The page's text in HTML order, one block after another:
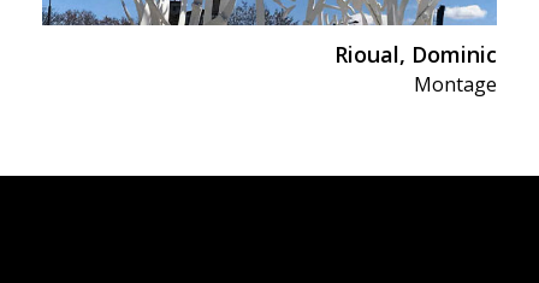
Rioual, Dominic
Montage